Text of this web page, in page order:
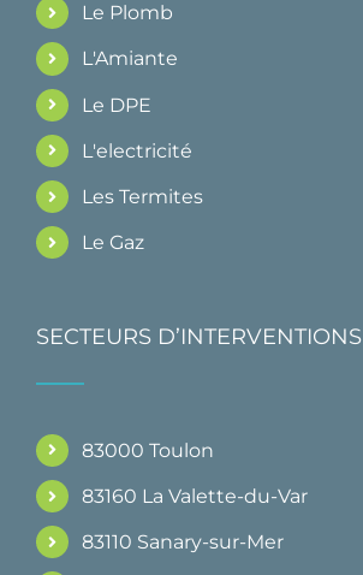
Le Plomb
L'Amiante
Le DPE
L'electricité
Les Termites
Le Gaz
SECTEURS D’INTERVENTIONS
83000 Toulon
83160 La Valette-du-Var
83110 Sanary-sur-Mer